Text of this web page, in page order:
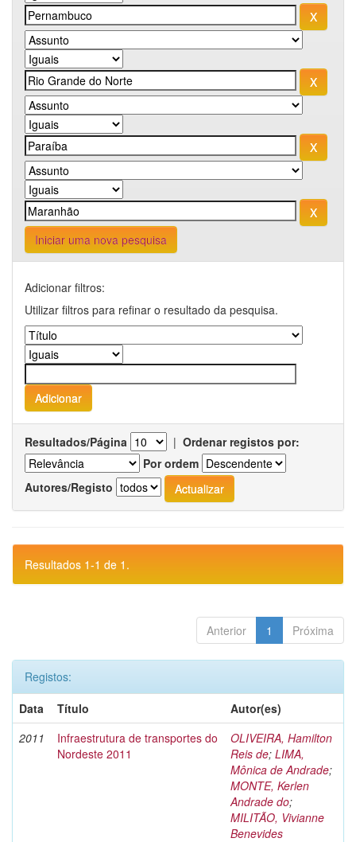
Iniciar uma nova pesquisa
Adicionar filtros:
Utilizar filtros para refinar o resultado da pesquisa.
Resultados/Página | Ordenar registos por:
Por ordem
Autores/Registo
Resultados 1-1 de 1.
Anterior 1 Próxima
Registos:
Data
Título
Autor(es)
2011
Infraestrutura de transportes do
Nordeste 2011
OLIVEIRA, Hamilton
Reis de; LIMA,
Mônica de Andrade;
MONTE, Kerlen
Andrade do;
MILITÃO, Vivianne
Benevides